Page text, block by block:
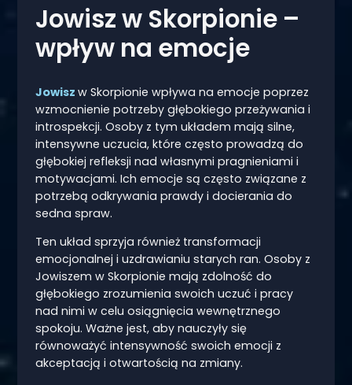
Jowisz w Skorpionie –
wpływ na emocje
Jowisz w Skorpionie wpływa na emocje poprzez
wzmocnienie potrzeby głębokiego przeżywania i
introspekcji. Osoby z tym układem mają silne,
intensywne uczucia, które często prowadzą do
głębokiej refleksji nad własnymi pragnieniami i
motywacjami. Ich emocje są często związane z
potrzebą odkrywania prawdy i docierania do
sedna spraw.
Ten układ sprzyja również transformacji
emocjonalnej i uzdrawianiu starych ran. Osoby z
Jowiszem w Skorpionie mają zdolność do
głębokiego zrozumienia swoich uczuć i pracy
nad nimi w celu osiągnięcia wewnętrznego
spokoju. Ważne jest, aby nauczyły się
równoważyć intensywność swoich emocji z
akceptacją i otwartością na zmiany.